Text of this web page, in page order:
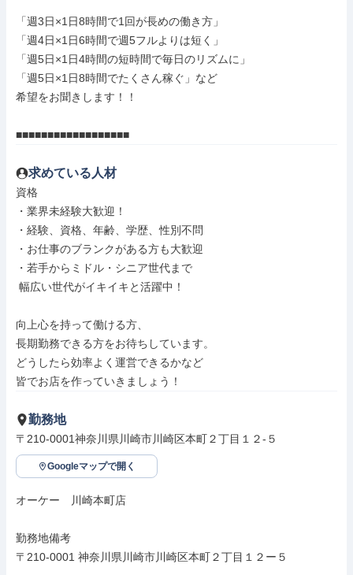
「週3日×1日8時間で1回が長めの働き方」
「週4日×1日6時間で週5フルよりは短く」
「週5日×1日4時間の短時間で毎日のリズムに」
「週5日×1日8時間でたくさん稼ぐ」など
希望をお聞きします！！
■■■■■■■■■■■■■■■■■■
求めている人材
資格
・業界未経験大歓迎！
・経験、資格、年齢、学歴、性別不問
・お仕事のブランクがある方も大歓迎
・若手からミドル・シニア世代まで
向上心を持って働ける方、
長期勤務できる方をお待ちしています。
どうしたら効率よく運営できるかなど
皆でお店を作っていきましょう！
勤務地
〒210-0001神奈川県川崎市川崎区本町２丁目１２-５
Googleマップで開く
オーケー　川崎本町店
勤務地備考
〒210-0001 神奈川県川崎市川崎区本町２丁目１２ー５